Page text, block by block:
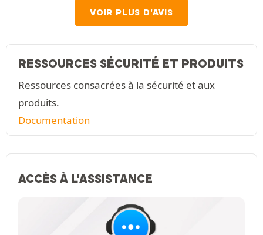
VOIR PLUS D'AVIS
RESSOURCES SÉCURITÉ ET PRODUITS
Ressources consacrées à la sécurité et aux
produits.
Documentation
ACCÈS À L'ASSISTANCE